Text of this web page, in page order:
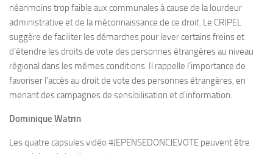
néanmoins trop faible aux communales à cause de la lourdeur
administrative et de la méconnaissance de ce droit. Le CRIPEL
suggère de faciliter les démarches pour lever certains freins et
d’étendre les droits de vote des personnes étrangères au niveau
régional dans les mêmes conditions. Il rappelle l’importance de
favoriser l’accès au droit de vote des personnes étrangères, en
menant des campagnes de sensibilisation et d’information.
Dominique Watrin
Les quatre capsules vidéo #JEPENSEDONCJEVOTE peuvent être